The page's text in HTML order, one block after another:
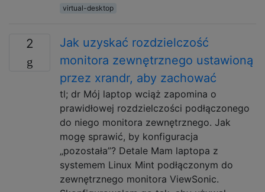
virtual-desktop
2
Jak uzyskać rozdzielczość
monitora zewnętrznego ustawioną
przez xrandr, aby zachować
tl; dr Mój laptop wciąż zapomina o
prawidłowej rozdzielczości podłączonego
do niego monitora zewnętrznego. Jak
mogę sprawić, by konfiguracja
„pozostała”? Detale Mam laptopa z
systemem Linux Mint podłączonym do
zewnętrznego monitora ViewSonic.